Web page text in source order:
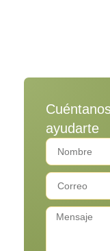
ayudarte